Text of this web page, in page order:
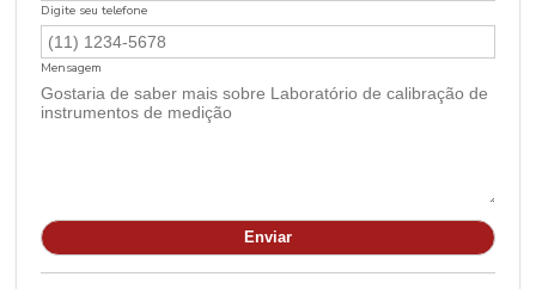
Digite seu telefone
Mensagem